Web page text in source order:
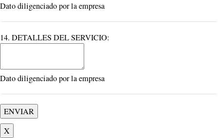
Dato diligenciado por la empresa
14. DETALLES DEL SERVICIO:
Dato diligenciado por la empresa
X